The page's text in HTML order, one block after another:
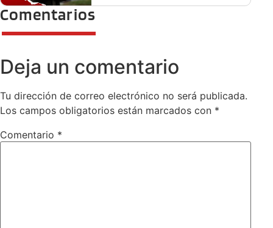
Comentarios
Deja un comentario
Tu dirección de correo electrónico no será publicada.
Los campos obligatorios están marcados con *
Comentario *